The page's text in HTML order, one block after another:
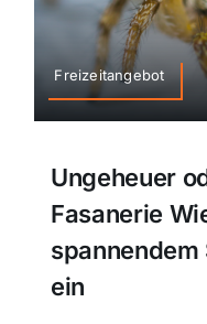
Freizeitangebot
Ungeheuer
Fasanerie
ein